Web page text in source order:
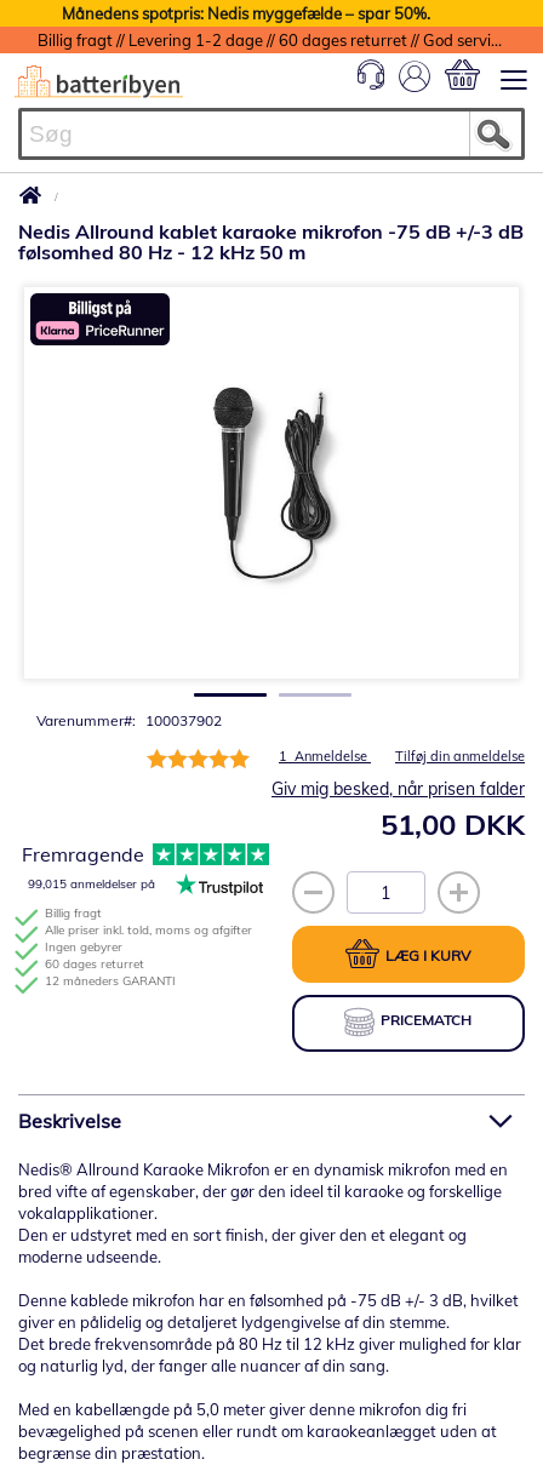
Månedens spotpris: Nedis myggefælde – spar 50%.
Billig fragt // Levering 1-2 dage // 60 dages returret // God service med garanti
Nedis Allround kablet karaoke mikrofon -75 dB +/-3 dB
følsomhed 80 Hz - 12 kHz 50 m
Varenummer 100037902
Bedømmelse:
1 Anmeldelse Tilføj din anmeldelse
51,00 DKK
Giv mig besked, når prisen falder
LÆG I KURV
PRICEMATCH
Billig fragt
Alle priser inkl. told, moms og afgifter
Ingen gebyrer
60 dages returret
12 måneders GARANTI
Fremragende
99,015 anmeldelser på
Gå
slutningen
Beskrivelse
Nedis® Allround Karaoke Mikrofon er en dynamisk mikrofon med en
bred vifte af egenskaber, der gør den ideel til karaoke og forskellige
vokalapplikationer.
Den er udstyret med en sort finish, der giver den et elegant og
moderne udseende.
Denne kablede mikrofon har en følsomhed på -75 dB +/- 3 dB, hvilket
giver en pålidelig og detaljeret lydgengivelse af din stemme.
Det brede frekvensområde på 80 Hz til 12 kHz giver mulighed for klar
og naturlig lyd, der fanger alle nuancer af din sang.
Med en kabellængde på 5,0 meter giver denne mikrofon dig fri
bevægelighed på scenen eller rundt om karaokeanlægget uden at
begrænse din præstation.